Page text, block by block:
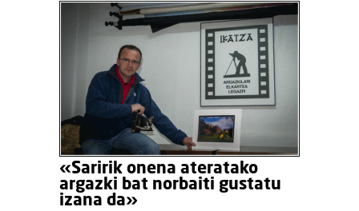
«Saririk onena ateratako
argazki bat norbaiti gustatu
izana da»